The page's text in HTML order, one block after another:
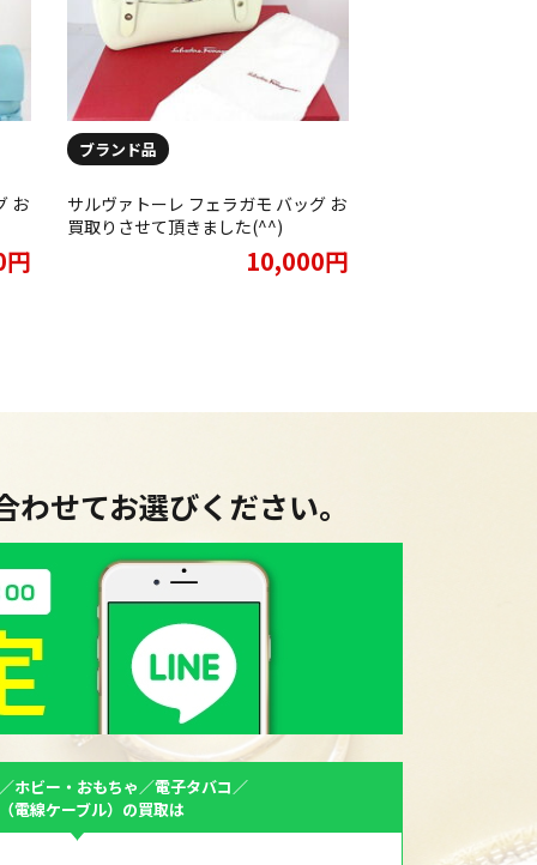
お
ブランド品
サルヴァトーレ フェラガモ バッグ お
買取りさせて頂きました(^^)
10,000円
せてお選びください。
ホビー・おもちゃ／電子タバコ／
電線ケーブル）の買取は